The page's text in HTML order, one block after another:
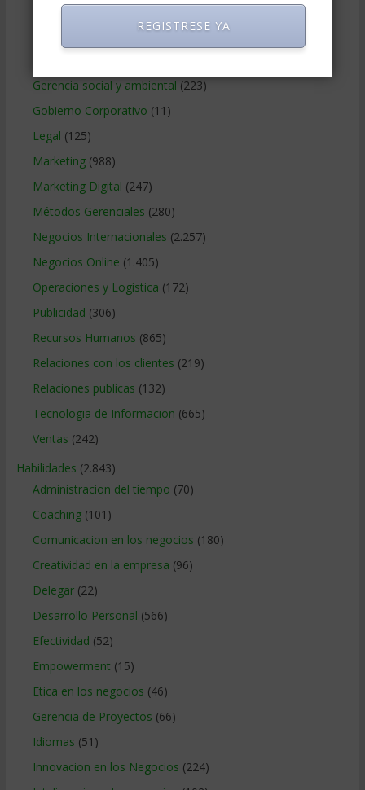
Educacion Gerencial(454)
Estrategia Empresarial(304)
Gerencia social y ambiental (223)
Gobierno Corporativo (11)
Legal (125)
Marketing(988)
Marketing Digital (247)
Métodos Gerenciales (280)
Negocios Internacionales (2.257)
Negocios Online (1.405)
Operaciones y Logística (172)
Publicidad (306)
Recursos Humanos (865)
Relaciones con los clientes (219)
Relaciones publicas (132)
Tecnologia de Informacion (665)
Ventas (242)
Habilidades (2.843)
Administracion del tiempo (70)
Coaching(101)
Comunicacion en los negocios (180)
Creatividad en la empresa (96)
Delegar(22)
Desarrollo Personal (566)
Efectividad (52)
Empowerment (15)
Etica en los negocios (46)
Gerencia de Proyectos (66)
Idiomas (51)
Innovacion en los Negocios (224)
REGISTRESE YA